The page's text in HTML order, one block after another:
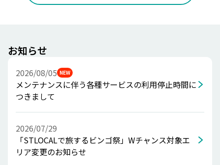
お知らせ
2026/08/05 NEW
メンテナンスに伴う各種サービスの利用停止時間に
つきまして
2026/07/29
「STLOCALで旅するビンゴ祭」Wチャンス対象エ
リア変更のお知らせ